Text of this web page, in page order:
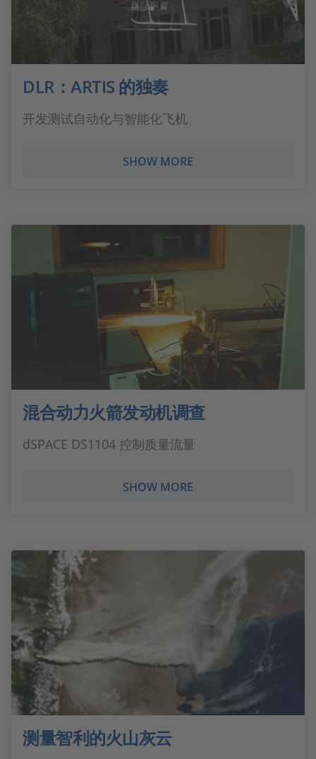
DLR：ARTIS 的独奏
开发测试自动化与智能化飞机
SHOW MORE
混合动力火箭发动机调查
dSPACE DS1104 控制质量流量
SHOW MORE
测量智利的火山灰云